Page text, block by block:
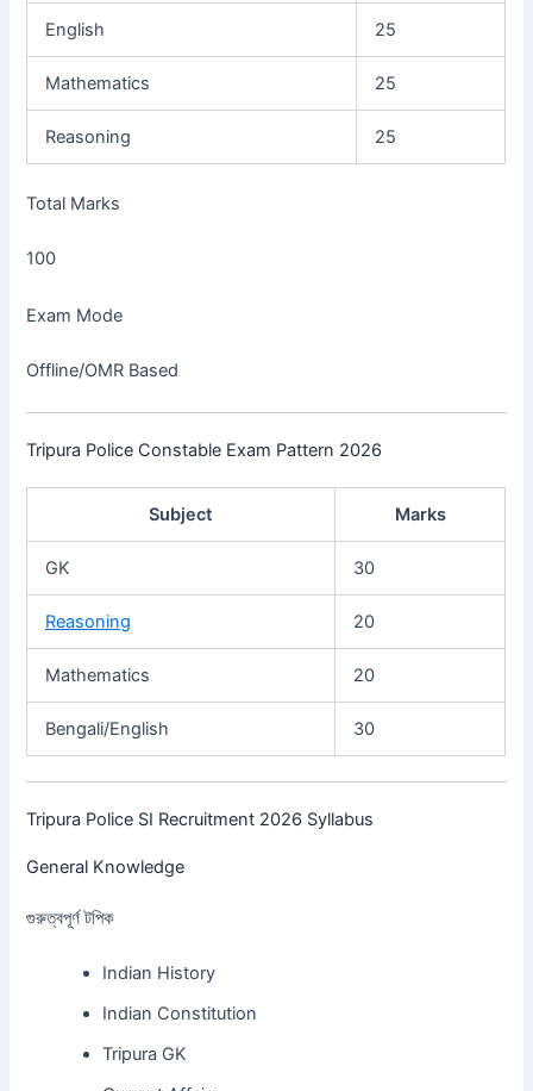
English 25
Mathematics 25
Reasoning 25
Total Marks
100
Exam Mode
Offline/OMR Based
Tripura Police Constable Exam Pattern 2026
Subject Marks
GK 30
Reasoning 20
Mathematics 20
Bengali/English 30
Tripura Police SI Recruitment 2026 Syllabus
General Knowledge
গুরুত্বপূর্ণ টপিক
Indian History
Indian Constitution
Tripura GK